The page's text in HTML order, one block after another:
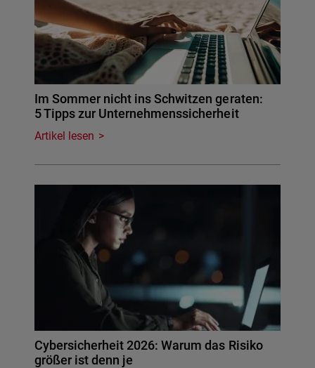
Im Sommer nicht ins Schwitzen geraten:
5 Tipps zur Unternehmenssicherheit
Artikel lesen
Cybersicherheit 2026: Warum das Risiko
größer ist denn je